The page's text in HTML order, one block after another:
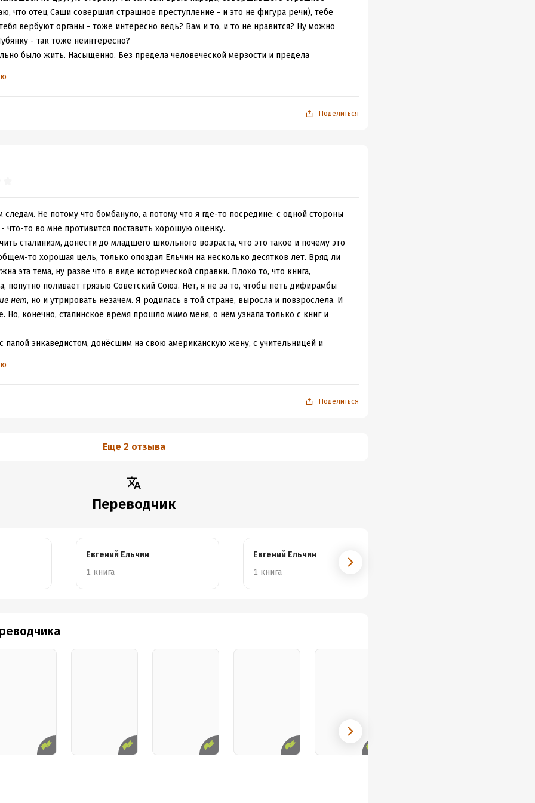
что отец Саши совершил страшное преступление - и это не фигура речи), тебе
вербуют органы - тоже интересно ведь? Вам и то, и то не нравится? Ну можно
- так тоже неинтересно?
было жить. Насыщенно. Без предела человеческой мерзости и предела
Поделиться
следам. Не потому что бомбануло, а потому что я где-то посредине: с одной стороны
что-то во мне противится поставить хорошую оценку.
сталинизм, донести до младшего школьного возраста, что это такое и почему это
то хорошая цель, только опоздал Ельчин на несколько десятков лет. Вряд ли
эта тема, ну разве что в виде исторической справки. Плохо то, что книга,
попутно поливает грязью Советский Союз. Нет, я не за то, чтобы петь дифирамбы
нет, но и утрировать незачем. Я родилась в той стране, выросла и повзрослела. И
Но, конечно, сталинское время прошло мимо меня, о нём узнала только с книг и
папой энкаведистом, донёсшим на свою американскую жену, с учительницей и
поклонялись Сталину - верю. Покойная бабушка моей подруги умерла с уверенность,
Поделиться
Еще 2 отзыва
Переводчик
Евгений Ельчин
1 книга
Евгений Ельчин
1 книга